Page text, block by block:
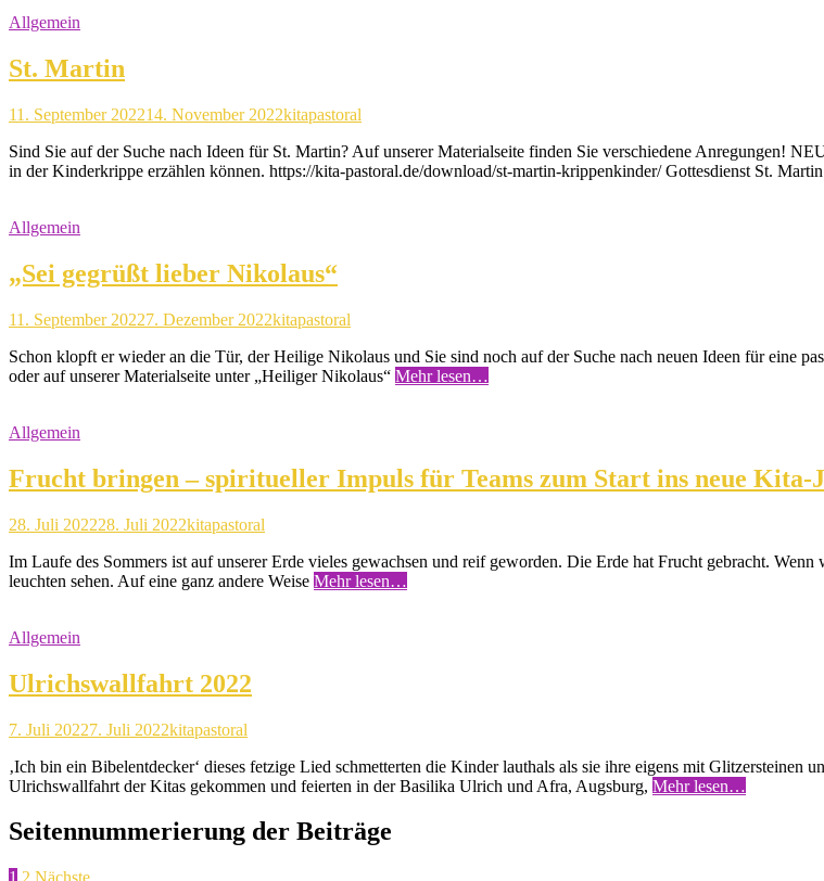
Allgemein
St. Martin
11. September 202214. November 2022kitapastoral
Sind Sie auf der Suche nach Ideen für St. Martin? Auf unserer Materialseite finden Sie verschiedene Anregungen!
in der Kinderkrippe erzählen können. https://kita-pastoral.de/download/st-martin-krippenkinder/ Gottesdienst St.
Allgemein
„Sei gegrüßt lieber Nikolaus“
11. September 20227. Dezember 2022kitapastoral
Schon klopft er wieder an die Tür, der Heilige Nikolaus und Sie sind noch auf der Suche nach neuen Ideen für eine
oder auf unserer Materialseite unter „Heiliger Nikolaus“ Mehr lesen…
Allgemein
Frucht bringen – spiritueller Impuls für Teams zum Start ins neue Kita-
28. Juli 202228. Juli 2022kitapastoral
Im Laufe des Sommers ist auf unserer Erde vieles gewachsen und reif geworden. Die Erde hat Frucht gebracht.
leuchten sehen. Auf eine ganz andere Weise Mehr lesen…
Allgemein
Ulrichswallfahrt 2022
7. Juli 20227. Juli 2022kitapastoral
‚Ich bin ein Bibelentdecker‘ dieses fetzige Lied schmetterten die Kinder lauthals als sie ihre eigens mit
Ulrichswallfahrt der Kitas gekommen und feierten in der Basilika Ulrich und Afra, Augsburg, Mehr lesen…
Seitennummerierung der Beiträge